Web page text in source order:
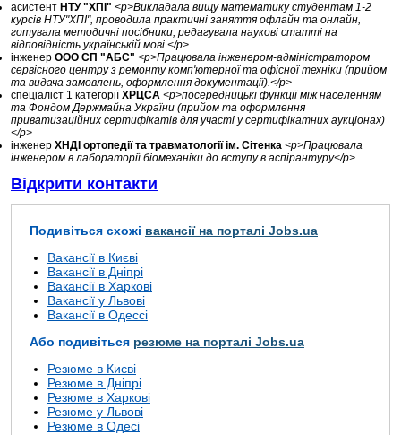
асистент НТУ "ХПІ" <p>Викладала вищу математику студентам 1-2
курсів НТУ"ХПІ", проводила практичні заняття офлайн та онлайн,
готувала методичні посібники, редагувала наукові статті на
відповідність українській мові.</p>
інженер ООО СП "АБС" <p>Працювала інженером-адміністратором
сервісного центру з ремонту комп'ютерної та офісної техніки (прийом
та видача замовлень, оформлення документації).</p>
спеціаліст 1 категоріїХРЦСА <p>посередницькі функції між населенням
та Фондом Держмайна України (прийом та оформлення
приватизаційних сертифікатів для участі у сертифікатних аукціонах)
</p>
інженер ХНДІ ортопедії та травматології ім. Сітенка <p>Працювала
інженером в лабораторії біомеханіки до вступу в аспірантуру</p>
Відкрити контакти
Подивіться схожі вакансії на порталі Jobs.ua
Вакансії в Києві
Вакансії в Дніпрі
Вакансії в Харкові
Вакансії у Львові
Вакансії в Одессі
Або подивіться резюме на порталі Jobs.ua
Резюме в Києві
Резюме в Дніпрі
Резюме в Харкові
Резюме у Львові
Резюме в Одесі